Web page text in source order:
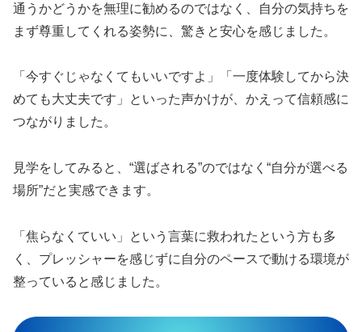
通うかどうかを無理に勧めるのではなく、自分の気持ちを
まず尊重してくれる姿勢に、驚きと安心を感じました。
「今すぐじゃなくてもいいですよ」「一度体験してから決
めても大丈夫です」といった声かけが、かえって信頼感に
つながりました。
見学をしてみると、“選ばされる”のではなく“自分が選べる
場所”だと実感できます。
「焦らなくていい」という言葉に救われたという方も多
く、プレッシャーを感じずに自分のペースで動ける環境が
整っていると感じました。